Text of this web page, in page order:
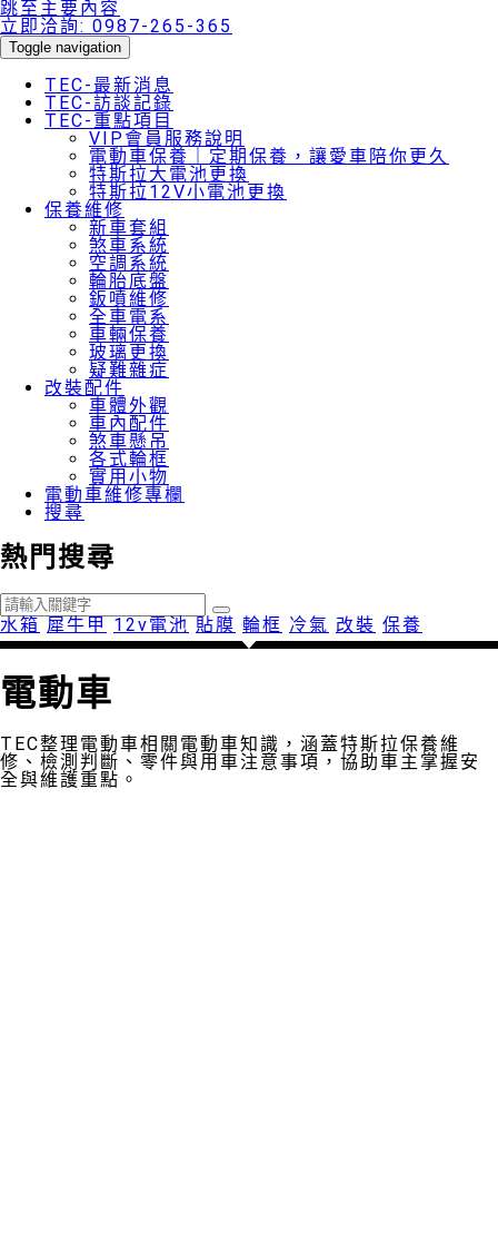
跳至主要內容
立即洽詢: 0987-265-365
Toggle navigation
TEC-最新消息
TEC-訪談記錄
TEC-重點項目
VIP會員服務說明
電動車保養｜定期保養，讓愛車陪你更久
特斯拉大電池更換
特斯拉12V小電池更換
保養維修
新車套組
煞車系統
空調系統
輪胎底盤
鈑噴維修
全車電系
車輛保養
玻璃更換
疑難雜症
改裝配件
車體外觀
車內配件
煞車懸吊
各式輪框
實用小物
電動車維修專欄
搜尋
熱門搜尋
水箱 犀牛甲 12v電池 貼膜 輪框 冷氣 改裝 保養
電動車
TEC整理電動車相關電動車知識，涵蓋特斯拉保養維
修、檢測判斷、零件與用車注意事項，協助車主掌握安
全與維護重點。